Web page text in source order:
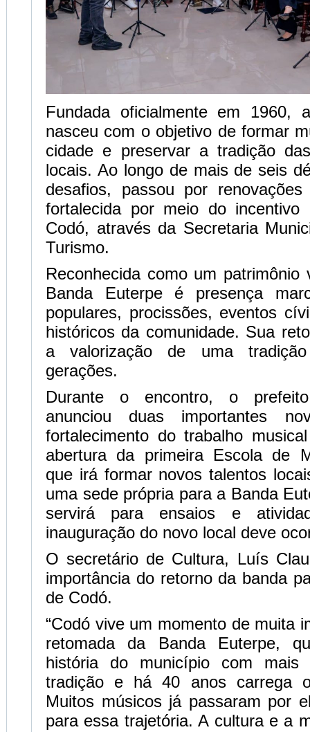
Fundada oficialmente em 1960,
nasceu com o objetivo de formar
cidade e preservar a tradição
locais. Ao longo de mais de seis
desafios, passou por
fortalecida por meio do incentivo
Codó, através da Secretaria
Turismo.
Reconhecida como um patrimônio
Banda Euterpe é presença
populares, procissões, eventos
históricos da comunidade. Sua
a valorização de uma
gerações.
Durante o encontro, o
anunciou duas importantes
fortalecimento do trabalho
abertura da primeira Escola de
que irá formar novos talentos
uma sede própria para a Banda
servirá para ensaios e
inauguração do novo local deve
O secretário de Cultura, Luís
importância do retorno da banda
de Codó.
“Codó vive um momento de muita
retomada da Banda Euterpe,
história do município com
tradição e há 40 anos carrega
Muitos músicos já passaram por
para essa trajetória. A cultura e a